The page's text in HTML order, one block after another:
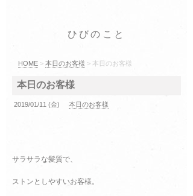
ひびのこと
HOME > 本日のお客様 > 本日のお客様
本日のお客様
2019/01/11 (金) 本日のお客様
サラサラな髪質で、
ストンとしやすいお客様。